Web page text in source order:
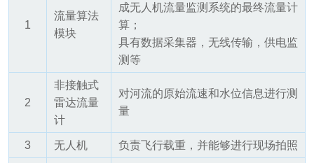
1
流量算法
模块
成无人机流量监测系统的最终流量计
算；
具有数据采集器，无线传输，供电监
测等
2
非接触式
雷达流量
计
对河流的原始流速和水位信息进行测
量
3 无人机 负责飞行载重，并能够进行现场拍照